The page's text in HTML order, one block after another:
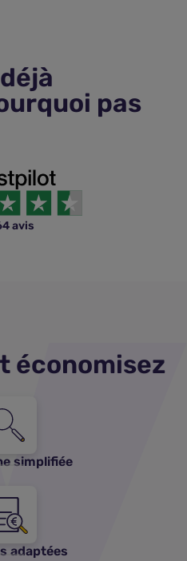
pas
avis
économisez
simplifiée
adaptées